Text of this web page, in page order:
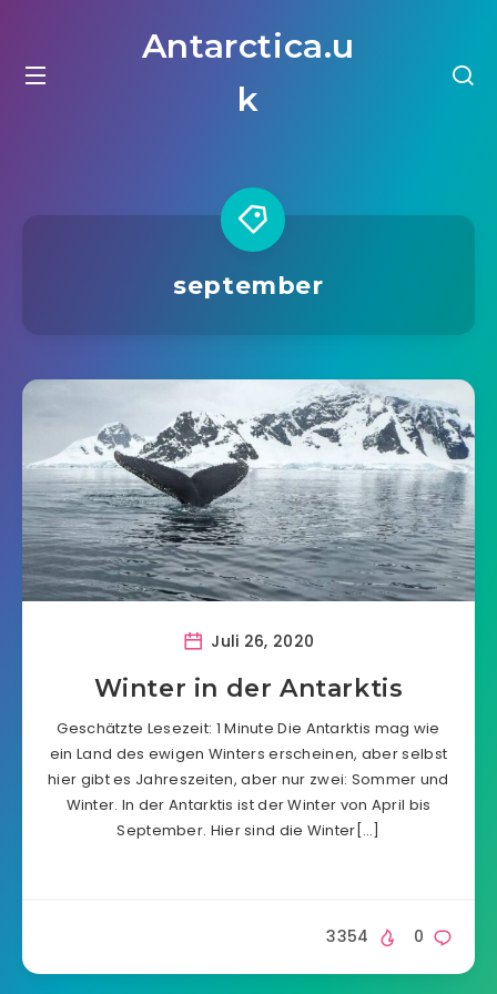
Antarctica.u
k
september
Juli 26, 2020
Winter in der Antarktis
Geschätzte Lesezeit: 1 Minute Die Antarktis mag wie
ein Land des ewigen Winters erscheinen, aber selbst
hier gibt es Jahreszeiten, aber nur zwei: Sommer und
Winter. In der Antarktis ist der Winter von April bis
September. Hier sind die Winter[…]
0
3354